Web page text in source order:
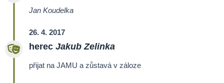
Jan Koudelka
26. 4. 2017
herec Jakub Zelinka
přijat na JAMU a zůstavá v záloze